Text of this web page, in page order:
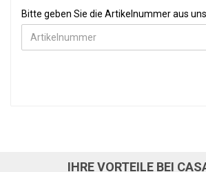
BITTE GEBEN SIE DIE ARTIKELNUMMER
Bitte geben Sie die Artikelnummer aus
IHRE VORTEILE BEI